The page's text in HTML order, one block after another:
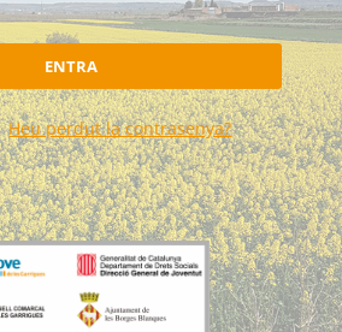
ENTRA
Heu perdut la contrasenya?